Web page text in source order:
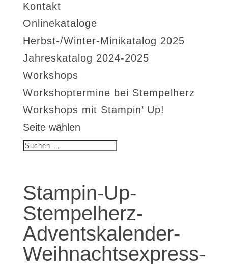
Kontakt
Onlinekataloge
Herbst-/Winter-Minikatalog 2025
Jahreskatalog 2024-2025
Workshops
Workshoptermine bei Stempelherz
Workshops mit Stampin’ Up!
Seite wählen
Stampin-Up-
Stempelherz-
Adventskalender-
Weihnachtsexpress-